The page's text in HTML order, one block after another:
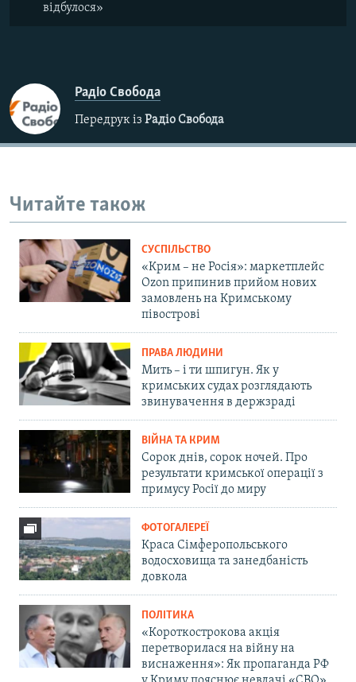
відбулося»
Радіо Свобода
Передрук із Радіо Свобода
Читайте також
СУСПІЛЬСТВО
«Крим – не Росія»: маркетплейс
Ozon припинив прийом нових
замовлень на Кримському
півострові
ПРАВА ЛЮДИНИ
Мить – і ти шпигун. Як у
кримських судах розглядають
звинувачення в держзраді
ВІЙНА ТА КРИМ
Сорок днів, сорок ночей. Про
результати кримської операції з
примусу Росії до миру
ФОТОГАЛЕРЕЇ
Краса Сімферопольського
водосховища та занедбаність
довкола
ПОЛІТИКА
«Короткострокова акція
перетворилася на війну на
виснаження»: Як пропаганда РФ